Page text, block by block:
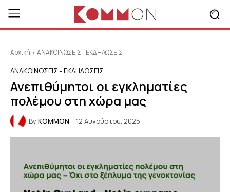
Αρχική ΑΝΑΚΟΙΝΩΣΕΙΣ - ΕΚΔΗΛΩΣΕΙΣ
ΑΝΑΚΟΙΝΩΣΕΙΣ - ΕΚΔΗΛΩΣΕΙΣ
Ανεπιθύμητοι οι εγκληματίες
πολέμου στη χώρα μας
ByKOMMON 12 Αυγούστου, 2025